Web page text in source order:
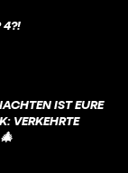
4?!
IST EURE
VERKEHRTE